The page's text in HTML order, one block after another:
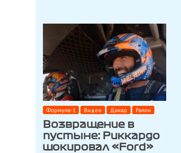
Формула-1 Видео Дакар Ралли
Возвращение в
пустыне: Риккардо
шокировал «Ford»